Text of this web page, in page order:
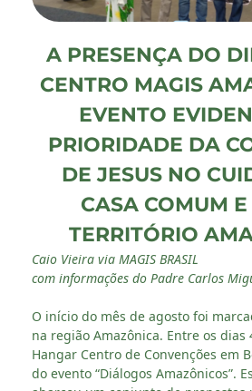
A PRESENÇA DO
CENTRO MAGIS
EVENTO
PRIORIDADE DA
DE JESUS NO
CASA COMUM
TERRITÓRIO
Caio Vieira via MAGIS BRASIL
com informações do Padre Carlos
O início do mês de agosto foi
na região Amazônica. Entre os dias
Hangar Centro de Convenções em
do evento “Diálogos Amazônicos”.